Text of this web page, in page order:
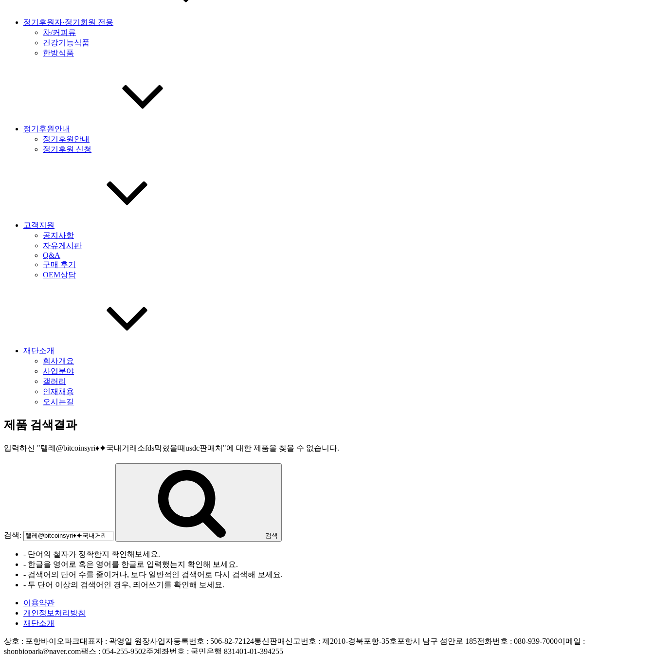
정기후원자·정기회원 전용
차/커피류
건강기능식품
한방식품
정기후원안내
정기후원안내
정기후원 신청
고객지원
공지사항
자유게시판
Q&A
구매 후기
OEM상담
재단소개
회사개요
사업분야
갤러리
인재채용
오시는길
제품 검색결과
입력하신 "텔레@bitcoinsyri♦⯌국내거래소fds막혔을때usdc판매처 "에 대한 제품을 찾을 수 없습니다.
검색: 검색
- 단어의 철자가 정확한지 확인해보세요.
- 한글을 영어로 혹은 영어를 한글로 입력했는지 확인해 보세요.
- 검색어의 단어 수를 줄이거나, 보다 일반적인 검색어로 다시 검색해 보세요.
- 두 단어 이상의 검색어인 경우, 띄어쓰기를 확인해 보세요.
이용약관
개인정보처리방침
재단소개
상호 : 포항바이오파크대표자 : 곽영일 원장사업자등록번호 : 506-82-72124통신판매신고번호 : 제2010-경북포항-35호 포항시 남구 섬안로 185전화번호 : 080-939-7000이메일 :
shopbiopark@naver.com팩스 : 054-255-9502주계좌번호 : 국민은행 831401-01-394255